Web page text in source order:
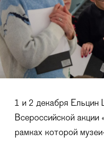
1 и 2 декабря Ельцин
Всероссийской акции
рамках которой